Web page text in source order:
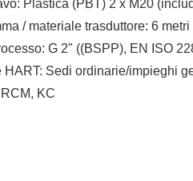
Plastica (PBT) 2 x M20
/ materiale trasduttore: 6
G 2" ((BSPP), EN ISO
Sedi ordinarie/impieghi
KC